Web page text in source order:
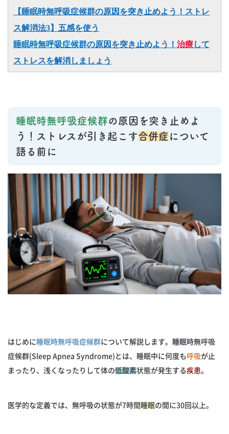
【睡眠時無呼吸症候群の原因を突き止めよう！ストレ
ス解消法3】五感を使う
睡眠時無呼吸症候群の原因を突き止めよう！ 治療して
ストレスを解消しましょう
睡眠時無呼吸症候群の原因を突き止めよ
う！ストレスが引き起こす合併症 について
語る前に
はじめに 睡眠時無呼吸症候群について解説します。 睡眠時無呼吸
症候群(Sleep Apnea Syndrome)とは、睡眠中に何度も 呼吸が止
まったり、浅くなったりして体の低酸素状態が発生する疾患。
医学的な定義では、無呼吸の状態が7時間 睡眠の間に30回以上。